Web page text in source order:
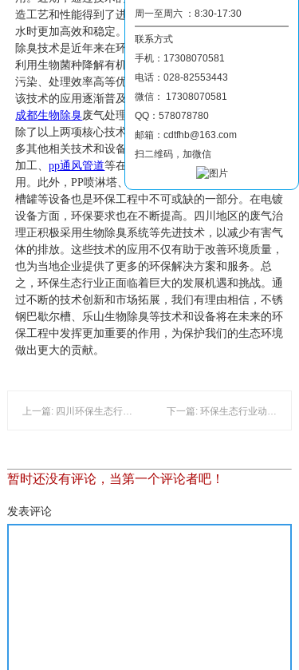
造工艺和性能得到了进一步的提升，使其在处理复杂废
水时更加高效和稳定。二、乐山生物除臭技术乐山生物
除臭技术是近年来在环保领域备受关注的一项技术。它
利用生物菌种降解有机废气中的恶臭物质，具有无二次
污染、处理效率高等优点。在四川地区的废气治理中，
该技术的应用逐渐普及，尤其是在生物除臭废气治理、
成都生物除臭废气处理等方面，都取得了显著的成效。
除了以上两项核心技术外，环保生态行业中还涉及到许
多其他相关技术和设备。例如，玻璃钢防腐、塑料焊接
加工、pp通风管道等在环境保护工程中都有广泛的应
用。此外，PP喷淋塔、通风管道、反应釜、槽、水箱
槽罐等设备也是环保工程中不可或缺的一部分。在电镀
设备方面，环保要求也在不断提高。四川地区的废气治
理正积极采用生物除臭系统等先进技术，以减少有害气
体的排放。这些技术的应用不仅有助于改善环境质量，
也为当地企业提供了更多的环保解决方案和服务。总
之，环保生态行业正面临着巨大的发展机遇和挑战。通
过不断的技术创新和市场拓展，我们有理由相信，不锈
钢巴歇尔槽、乐山生物除臭等技术和设备将在未来的环
保工程中发挥更加重要的作用，为保护我们的生态环境
做出更大的贡献。
上一篇: 四川环保生态行业中的生物除臭技术及其应用 下一篇: 环保生态行业动态：玻璃钢巴歇尔槽与眉山废气治理技术进展
暂时还没有评论，当第一个评论者吧！
发表评论
周一至周六 ：8:30-17:30
联系方式
手机：17308070581
电话：028-82553443
微信： 17308070581
QQ：578078780
邮箱：cdtfhb@163.com
扫二维码，加微信